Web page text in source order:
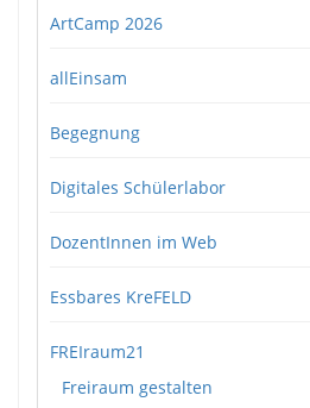
ArtCamp 2026
allEinsam
Begegnung
Digitales Schülerlabor
DozentInnen im Web
Essbares KreFELD
FREIraum21
Freiraum gestalten